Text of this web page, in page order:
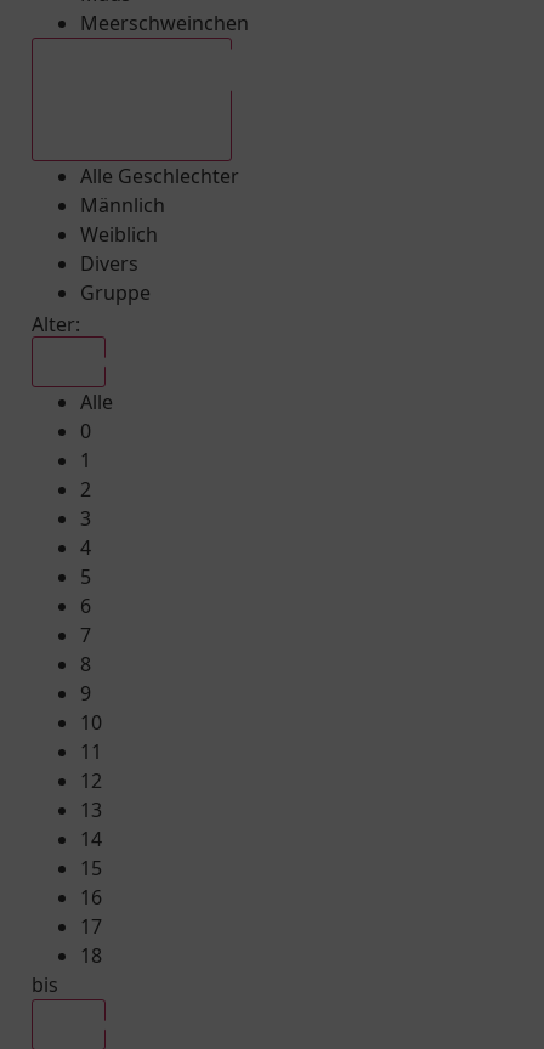
Meerschweinchen
Alle Geschlechter
Männlich
Weiblich
Divers
Gruppe
Alter:
Alle
0
1
2
3
4
5
6
7
8
9
10
11
12
13
14
15
16
17
18
bis